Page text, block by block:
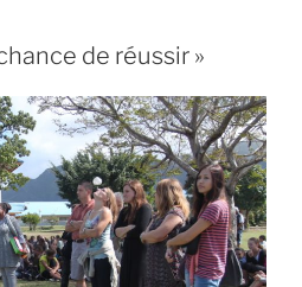
»
de réussir »